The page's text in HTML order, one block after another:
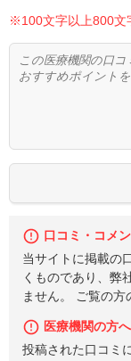
※100文字以上800文
口コミ・コメ
当サイトに掲載の
くものであり、弊
ません。 ご覧の方
医療機関の方へ
投稿された口コミ